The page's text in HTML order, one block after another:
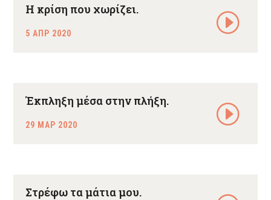
H κρίση που χωρίζει.
5 ΑΠΡ 2020
Έκπληξη μέσα στην πλήξη.
29 ΜΑΡ 2020
Στρέφω τα μάτια μου.